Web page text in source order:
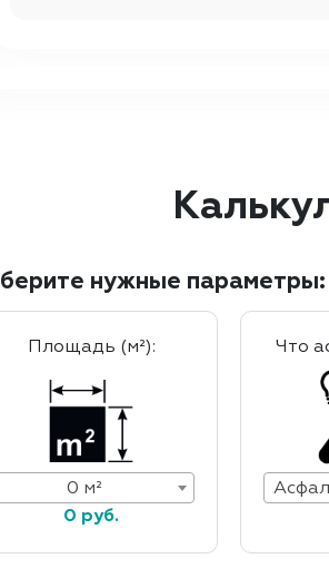
нужные параметры:
Площадь (м²):
0 м²
0 руб.
Что